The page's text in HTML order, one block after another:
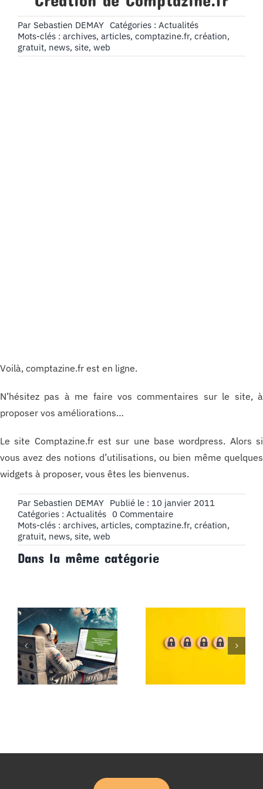
Par Sebastien DEMAY Catégories : Actualités
Mots-clés : archives, articles, comptazine.fr, création,
gratuit, news, site, web
Voilà, comptazine.fr est en ligne.
N’hésitez pas à me faire vos commentaires sur le site, à
proposer vos améliorations…
Le site Comptazine.fr est sur une base wordpress. Alors si
vous avez des notions d’utilisations, ou bien même quelques
widgets à proposer, vous êtes les bienvenus.
Par Sebastien DEMAY Publié le : 10 janvier 2011
Catégories : Actualités 0 Commentaireon
Création
Comptazine.fr
Mots-clés : archives, articles, comptazine.fr, création,
gratuit, news, site, web
Dans la même catégorie
Cours BTS CG
: Votre
plateforme
d’apprentissage
complète
pour le BTS
Comptabilité
et Gestion
protéger ses